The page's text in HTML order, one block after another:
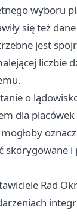
wyboru
się też
jest
liczbie
o
dla placówek
skorygowane i
Rad